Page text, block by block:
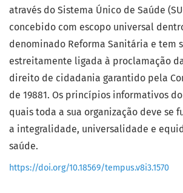
através do Sistema Único de Saúde
concebido com escopo universal
denominado Reforma Sanitária e tem
estreitamente ligada à proclamação
direito de cidadania garantido pela
de 19881. Os princípios informativos do
quais toda a sua organização deve se
a integralidade, universalidade e
saúde.
https://doi.org/10.18569/tempus.v8i3.1570